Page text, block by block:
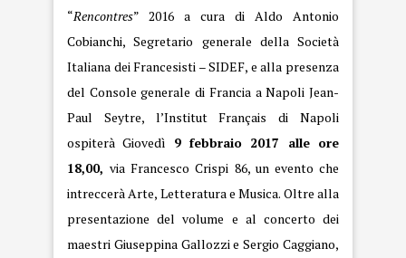
“Rencontres” 2016 a cura di Aldo Antonio
Cobianchi, Segretario generale della Società
Italiana dei Francesisti –SIDEF, e alla presenza
del Console generale di Francia a Napoli Jean-
Paul Seytre, l’Institut Français di Napoli
ospiterà Giovedì 9 febbraio 2017 alle ore
18,00,via Francesco Crispi 86, un evento che
intreccerà Arte, Letteratura e Musica. Oltre alla
presentazione del volume e al concerto dei
maestri Giuseppina Gallozzi e Sergio Caggiano,